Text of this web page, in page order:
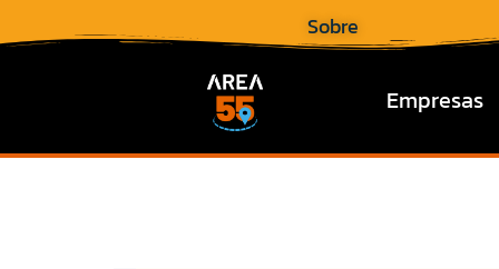
Sobre
Empresas